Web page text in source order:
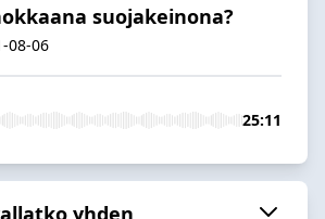
suojakeinona?
08-06
25:11
yhden